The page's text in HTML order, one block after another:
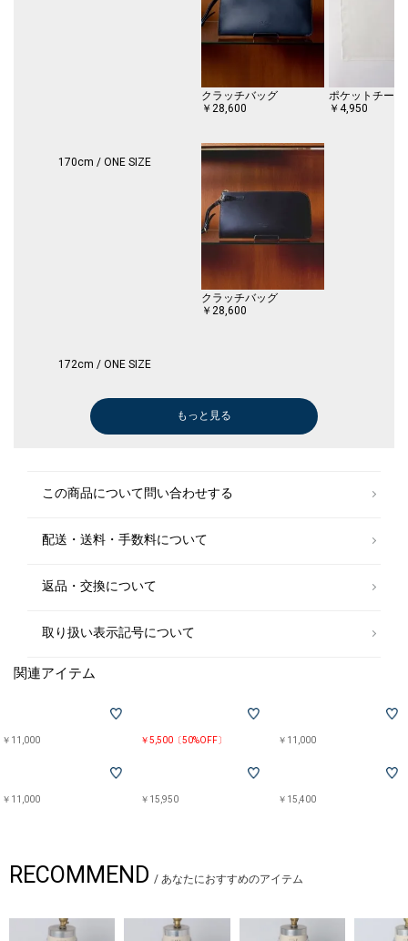
内側に入り込んでいることもございます。ご了承ください。
※末永く愛用頂く為に、アテンションタグ・洗濯ネームを必ずご確認の
※撮影環境による光の当たり具合やパソコン・スマートフォンなどの閲覧
実際の商品と仕様、加工、サイズが若干異なる場合がございます。
クラッチバッグ
￥28,600
ポケットチーフ
￥4,950
170cm / ONE SIZE
クラッチバッグ
￥28,600
172cm / ONE SIZE
スリッポン/ローファー
ドレスシャツ
ステンカラーコート
ビジネスバッグ
もっと見る
この商品について問い合わせする
配送・送料・手数料について
返品・交換について
取り扱い表示記号について
関連アイテム
￥11,000 ￥5,500〔50%OFF〕 ￥11,000
￥11,000 ￥15,950 ￥15,400
RECOMMEND / あなたにおすすめのアイテム